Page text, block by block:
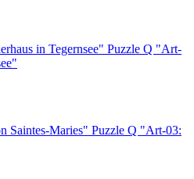
Puzzle Q "Art-
Puzzle Q "Art-03: